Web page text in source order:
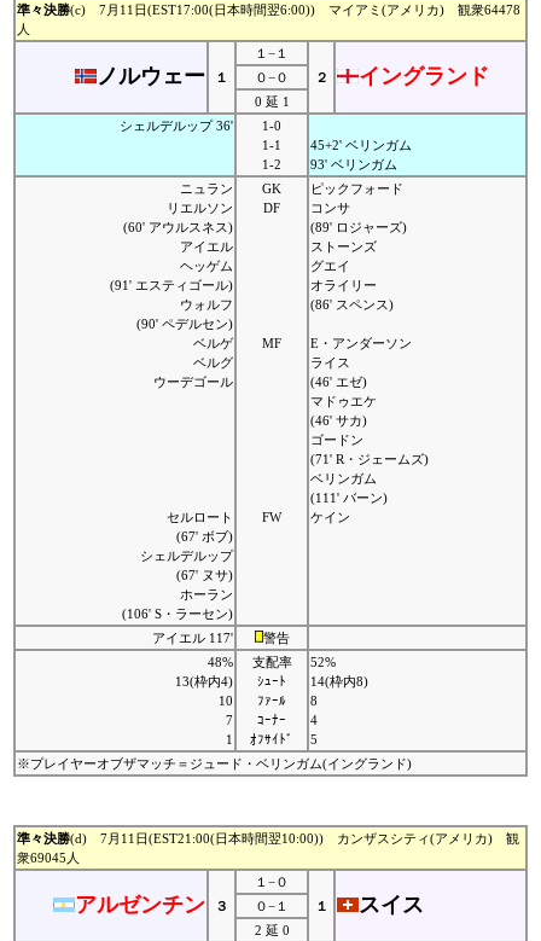
準々決勝(c) 7月11日(EST17:00(日本時間翌6:00)) マイアミ(アメリカ) 観衆64478
人
ノルウェー １
１−１
２
イングランド
０−０
0 延 1
シェルデルップ 36'
1-0
1-1
1-2
45+2' ベリンガム
93' ベリンガム
ニュラン
リエルソン
(60' アウルスネス)
アイエル
ヘッゲム
(91' エスティゴール)
ウォルフ
(90' ペデルセン)
ベルゲ
ベルグ
ウーデゴール
セルロート
(67' ボブ)
シェルデルップ
(67' ヌサ)
ホーラン
(106' S・ラーセン)
GK
DF
MF
FW
ピックフォード
コンサ
(89' ロジャーズ)
ストーンズ
グエイ
オライリー
(86' スペンス)
E・アンダーソン
ライス
(46' エゼ)
マドゥエケ
(46' サカ)
ゴードン
(71' R・ジェームズ)
ベリンガム
(111' バーン)
ケイン
アイエル 117'
警告
48%
13(枠内4)
10
7
1
支配率
ｼｭｰﾄ
ﾌｧｰﾙ
ｺｰﾅｰ
ｵﾌｻｲﾄﾞ
52%
14(枠内8)
8
4
5
※プレイヤーオブザマッチ＝ジュード・ベリンガム(イングランド)
準々決勝(d) 7月11日(EST21:00(日本時間翌10:00)) カンザスシティ(アメリカ) 観
衆69045人
アルゼンチン ３
１−０
１
スイス
０−１
2 延 0